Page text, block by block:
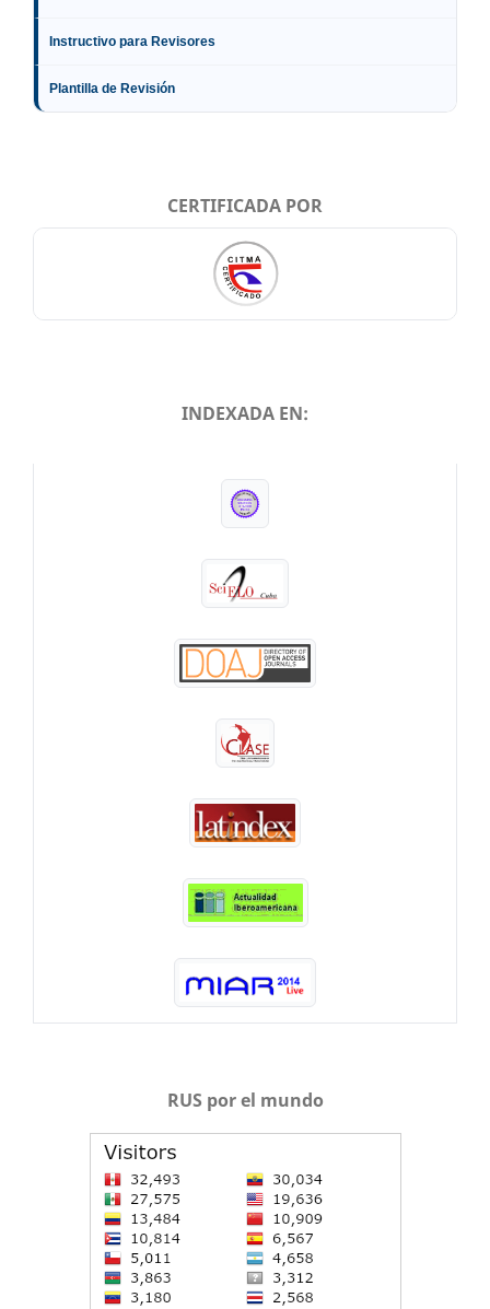
Instructivo para Revisores
Plantilla de Revisión
CERTIFICADA POR
INDEXADA EN:
RUS por el mundo